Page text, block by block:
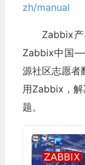
zh/manual
Zabbix
Zabbix中国
源社区志愿者
用Zabbix，
题。